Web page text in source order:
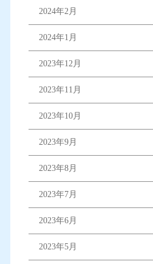
2024年2月
2024年1月
2023年12月
2023年11月
2023年10月
2023年9月
2023年8月
2023年7月
2023年6月
2023年5月